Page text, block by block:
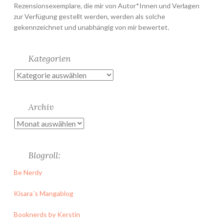
Rezensionsexemplare, die mir von Autor*Innen und Verlagen
zur Verfügung gestellt werden, werden als solche
gekennzeichnet und unabhängig von mir bewertet.
Kategorien
Kategorien
Archiv
Archiv
Blogroll:
Be Nerdy
Kisara´s Mangablog
Booknerds by Kerstin